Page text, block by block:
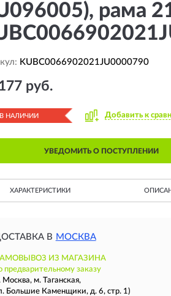
рама
KUBC0066902021JU0000790
руб.
НАЛИЧИИ Добавить к
УВЕДОМИТЬ О ПОСТУПЛЕНИИ
ХАРАКТЕРИСТИКИ
В МОСКВА
ИЗ МАГАЗИНА
предварительному заказу
Москва, м. Таганская,
Большие Каменщики, д. 6, стр. 1)